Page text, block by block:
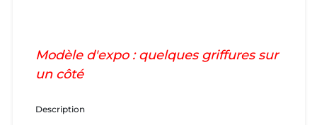
Modèle d'expo : quelques griffures sur
un côté
Description